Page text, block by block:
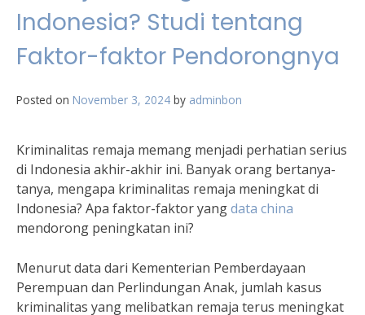
Indonesia? Studi tentang
Faktor-faktor Pendorongnya
Posted on November 3, 2024 by adminbon
Kriminalitas remaja memang menjadi perhatian serius
di Indonesia akhir-akhir ini. Banyak orang bertanya-
tanya, mengapa kriminalitas remaja meningkat di
Indonesia? Apa faktor-faktor yangdata china
mendorong peningkatan ini?
Menurut data dari Kementerian Pemberdayaan
Perempuan dan Perlindungan Anak, jumlah kasus
kriminalitas yang melibatkan remaja terus meningkat